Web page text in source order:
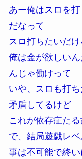
あー俺はスロを
だなって
スロ打ちたいだ
俺は金が欲しいん
んじゃ働けって
いや、スロも打ち
矛盾してるけど
これが依存症た
で、結局遊戯レ
事は不可能で終